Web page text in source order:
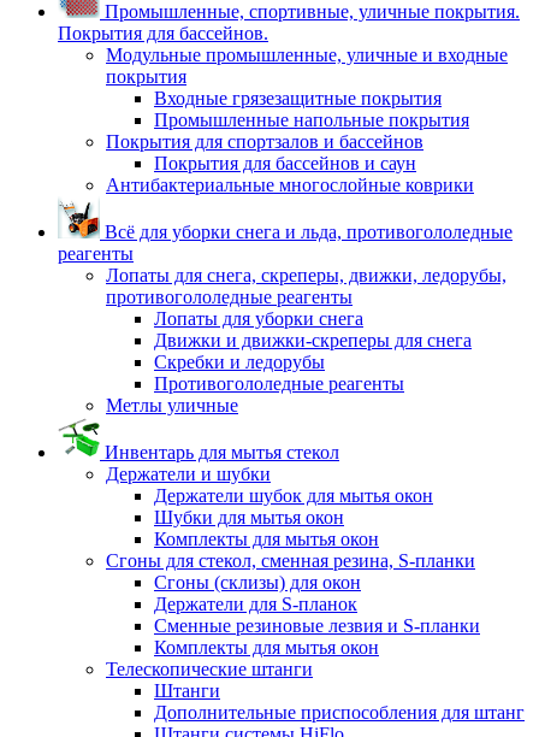
Промышленные, спортивные, уличные покрытия.
Покрытия для бассейнов.
Модульные промышленные, уличные и входные
покрытия
Входные грязезащитные покрытия
Промышленные напольные покрытия
Покрытия для спортзалов и бассейнов
Покрытия для бассейнов и саун
Антибактериальные многослойные коврики
Всё для уборки снега и льда, противогололедные
реагенты
Лопаты для снега, скреперы, движки, ледорубы,
противогололедные реагенты
Лопаты для уборки снега
Движки и движки-скреперы для снега
Скребки и ледорубы
Противогололедные реагенты
Метлы уличные
Инвентарь для мытья стекол
Держатели и шубки
Держатели шубок для мытья окон
Шубки для мытья окон
Комплекты для мытья окон
Сгоны для стекол, сменная резина, S-планки
Сгоны (склизы) для окон
Держатели для S-планок
Сменные резиновые лезвия и S-планки
Комплекты для мытья окон
Телескопические штанги
Штанги
Дополнительные приспособления для штанг